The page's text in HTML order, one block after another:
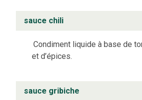
sauce chili
Condiment liquide à base de
et d’épices.
sauce gribiche